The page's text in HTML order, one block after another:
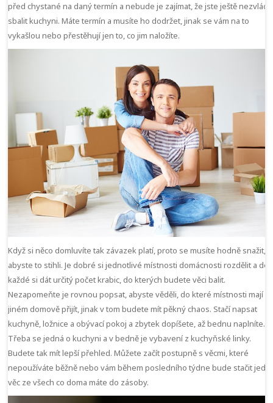
před chystané na daný termín a nebude je zajímat, že jste ještě nezvládli
sbalit kuchyni. Máte termín a musíte ho dodržet, jinak se vám na to
vykašlou nebo přestěhují jen to, co jim naložíte.
Když si něco domluvíte tak závazek platí, proto se musíte hodně snažit,
abyste to stihli. Je dobré si jednotlivé místnosti domácnosti rozdělit a do
každé si dát určitý počet krabic, do kterých budete věci balit.
Nezapomeňte je rovnou popsat, abyste věděli, do které místnosti mají v
jiném domově přijít, jinak v tom budete mít pěkný chaos. Stačí napsat
kuchyně, ložnice a obývací pokoj a zbytek dopíšete, až bednu naplníte.
Třeba se jedná o kuchyni a v bedně je vybavení z kuchyňské linky.
Budete tak mít lepší přehled. Můžete začít postupně s věcmi, které
nepoužíváte běžně nebo vám během posledního týdne bude stačit
věc ze všech co doma máte do zásoby.